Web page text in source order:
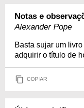
Notas e
Alexander Pope
Basta sujar um
adquirir o título de
COPIAR